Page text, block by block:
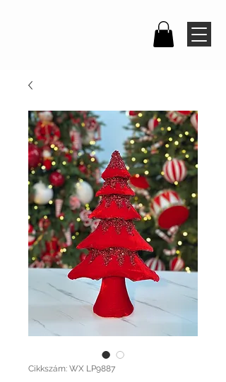
Cikkszám: WX LP9887